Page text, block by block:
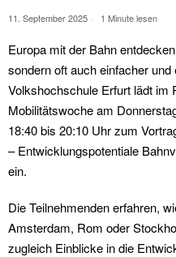
11. September 2025 1 Minute lesen
Europa mit der Bahn
sondern oft auch einfacher
Volkshochschule Erfurt lädt im
Mobilitätswoche am
18:40 bis 20:10 Uhr zum
– Entwicklungspotentiale
ein.
Die Teilnehmenden erfahren,
Amsterdam, Rom oder
zugleich Einblicke in die